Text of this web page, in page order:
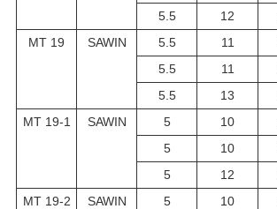
5.5
12
MT 19
SAWIN 5.5 11
5.5
11
5.5
13
MT 19-1
SAWIN 5 10
5
10
5
12
MT 19-2
SAWIN 5 10